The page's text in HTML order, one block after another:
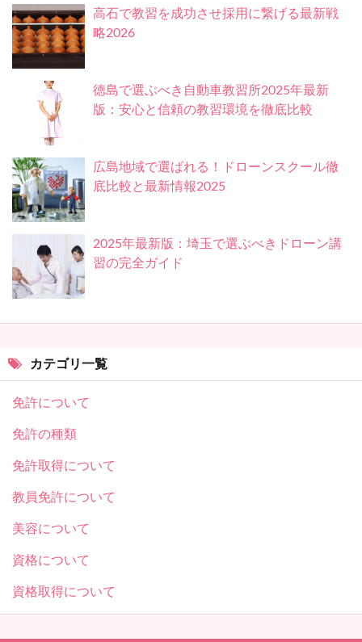
高石で教習を成功させ採用に繋げる最新戦
略2026
徳島で選ぶべき自動車教習所2025年最新
版：安心と信頼の教習環境を徹底比較
広島地域で選ばれる！ドローンスクール徹
底比較と最新情報2025
2025年最新版：埼玉で選ぶべきドローン講
習の完全ガイド
カテゴリ一覧
免許について
免許の種類
免許取得について
教員免許について
美容について
資格について
資格取得について